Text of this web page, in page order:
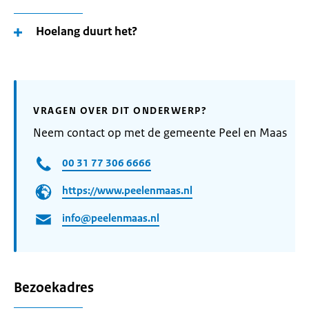
Hoelang duurt het?
VRAGEN OVER DIT ONDERWERP?
Neem contact op met de gemeente Peel en Maas
00 31 77 306 6666
https://www.peelenmaas.nl
info@peelenmaas.nl
Bezoekadres